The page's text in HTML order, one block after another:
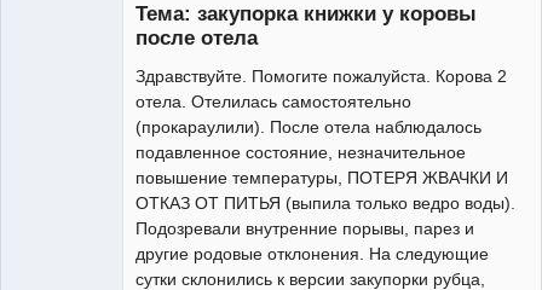
Тема: закупорка книжки у коровы
после отела
Здравствуйте. Помогите пожалуйста. Корова 2
отела. Отелилась самостоятельно
(прокараулили). После отела наблюдалось
подавленное состояние, незначительное
повышение температуры, ПОТЕРЯ ЖВАЧКИ И
ОТКАЗ ОТ ПИТЬЯ (выпила только ведро воды).
Подозревали внутренние порывы, парез и
другие родовые отклонения. На следующие
сутки склонились к версии закупорки рубца,